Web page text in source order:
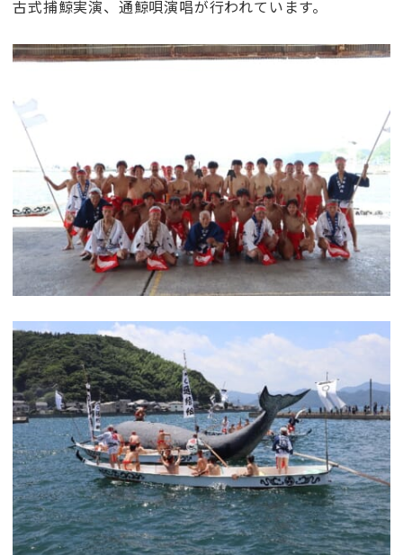
古式捕鯨実演、通鯨唄演唱が行われています。